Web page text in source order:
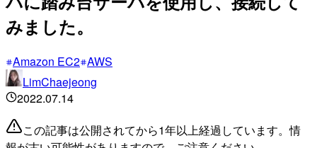
みました。
Amazon EC2 AWS
LimChaejeong
2022.07.14
この記事は公開されてから1年以上経過しています。情